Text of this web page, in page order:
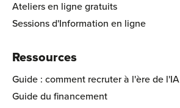
Ateliers en ligne gratuits
Sessions d'Information en ligne
Ressources
Guide : comment recruter à l'ère de l'IA
Guide du financement